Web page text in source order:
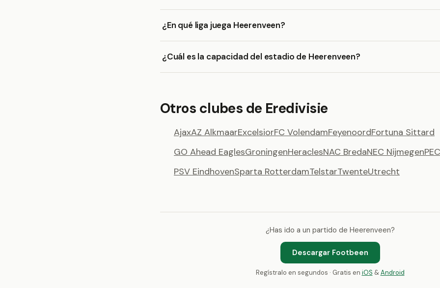
¿En qué liga juega Heerenveen?
¿Cuál es la capacidad del estadio de Heerenveen?
Otros clubes de Eredivisie
AjaxAZ AlkmaarExcelsiorFC VolendamFeyenoordFortuna Sittard
GO Ahead EaglesGroningenHeraclesNAC BredaNEC Nijmegen
PSV EindhovenSparta RotterdamTelstarTwenteUtrecht
¿Has ido a un partido de Heerenveen?
Descargar Footbeen
Regístralo en segundos · Gratis en iOS &Android